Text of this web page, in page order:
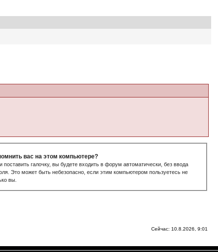
вас на этом компьютере?
поставить галочку, вы будете входить в форум автоматически, без ввода
Это может быть небезопасно, если этим компьютером пользуетесь не
вы.
Сейчас: 10.8.2026, 9:01